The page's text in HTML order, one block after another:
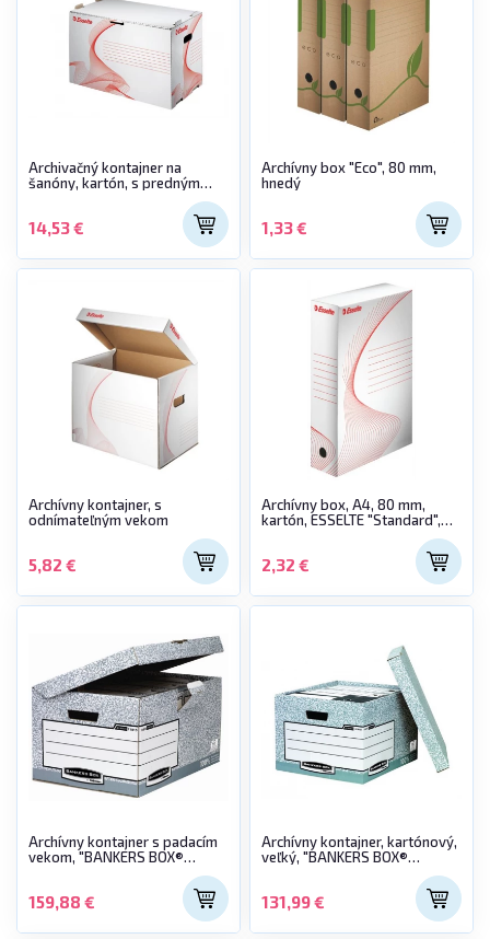
Archivačný kontajner na
šanóny, kartón, s predným
14,53 €
Archívny box "Eco", 80 mm,
hnedý
1,33 €
Archívny kontajner, s
odnímateľným vekom
5,82 €
Archívny box, A4, 80 mm,
kartón, ESSELTE "Standard",
2,32 €
Archívny kontajner s padacím
vekom, "BANKERS BOX®
159,88 €
Archívny kontajner, kartónový,
veľký, "BANKERS BOX®
131,99 €